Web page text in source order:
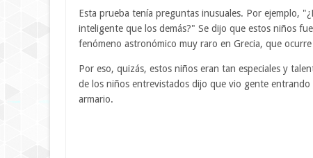
Esta prueba tenía preguntas inusuales. Por ejemplo,
inteligente que los demás?" Se dijo que estos niños
fenómeno astronómico muy raro en Grecia, que
Por eso, quizás, estos niños eran tan especiales y
de los niños entrevistados dijo que vio gente
armario.